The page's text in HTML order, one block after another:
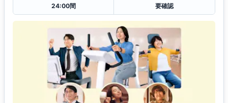
24:00間
要確認